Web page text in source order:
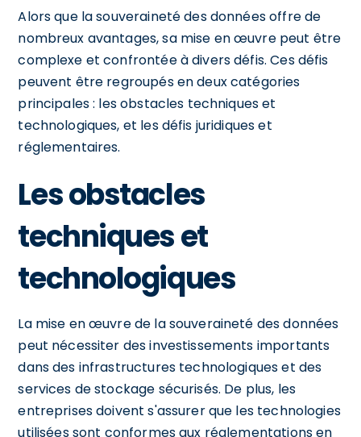
Alors que la souveraineté des données offre de
nombreux avantages, sa mise en œuvre peut être
complexe et confrontée à divers défis. Ces défis
peuvent être regroupés en deux catégories
principales : les obstacles techniques et
technologiques, et les défis juridiques et
réglementaires.
Les obstacles
techniques et
technologiques
La mise en œuvre de la souveraineté des données
peut nécessiter des investissements importants
dans des infrastructures technologiques et des
services de stockage sécurisés. De plus, les
entreprises doivent s'assurer que les technologies
utilisées sont conformes aux réglementations en